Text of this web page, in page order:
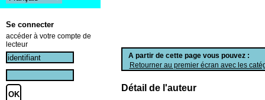
A partir de cette page vous pouvez :
Retourner au premier écran avec les
Détail de l'auteur
Se connecter
accéder à votre compte de
lecteur